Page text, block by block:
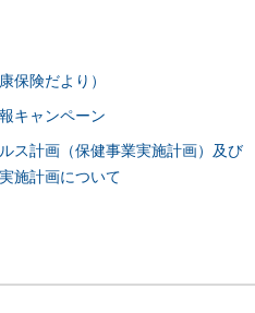
保険だより）
キャンペーン
ス計画（保健事業実施計画）及び
施計画について